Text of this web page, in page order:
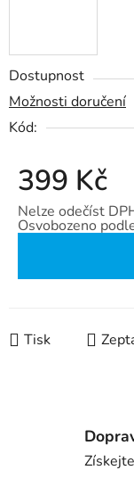
Dostupnost
Možnosti doručení
Kód:
399 Kč
Nelze odečíst
Osvobozeno
Tisk